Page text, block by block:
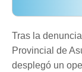
Tras la
Provincial de
desplegó un